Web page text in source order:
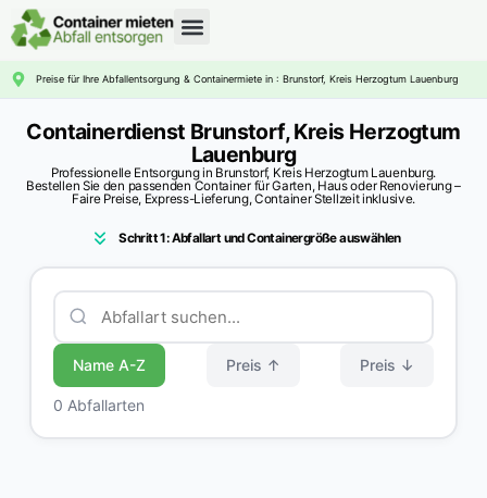
Preise für Ihre Abfallentsorgung & Containermiete in : Brunstorf, Kreis Herzogtum Lauenburg
Containerdienst Brunstorf, Kreis Herzogtum
Lauenburg
Professionelle Entsorgung in Brunstorf, Kreis Herzogtum Lauenburg.
Bestellen Sie den passenden Container für Garten, Haus oder Renovierung –
Faire Preise, Express-Lieferung, Container Stellzeit inklusive.
Schritt 1: Abfallart und Containergröße auswählen
Name A-Z Preis ↑ Preis ↓
0 Abfallarten